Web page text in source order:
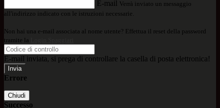
E-mail Verrà inviato un messaggio
all'indirizzo indicato con le istruzioni necessarie.
Non hai una e-mail associata al nome utente? Effettua il reset della password
tramite la
E-mail inviata, si prega di controllare la casella di posta elettronica!
Errore
Chiudi
Successo